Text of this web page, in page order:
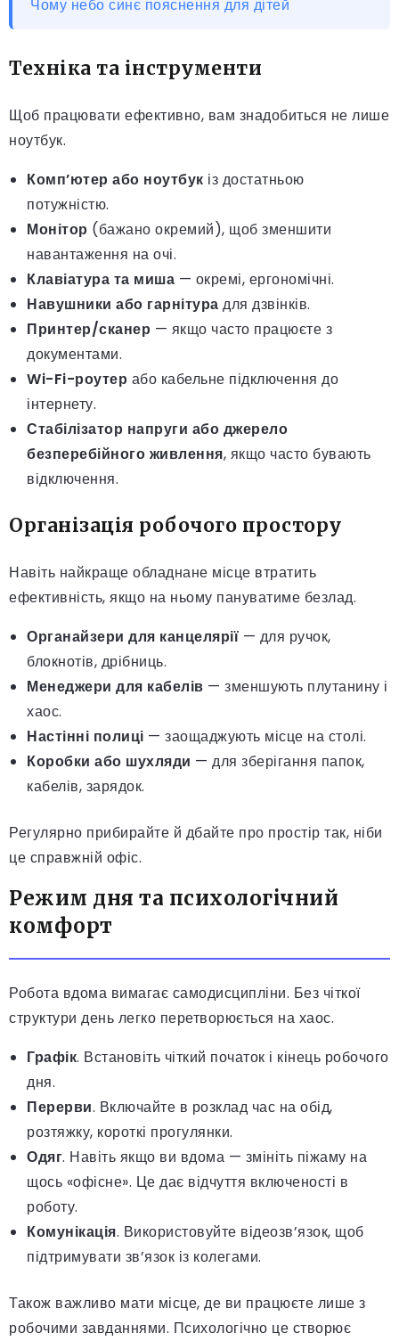
Чому небо синє пояснення для дітей
Техніка та інструменти
Щоб працювати ефективно, вам знадобиться не лише
ноутбук.
Комп’ютер або ноутбук із достатньою
потужністю.
Монітор (бажано окремий), щоб зменшити
навантаження на очі.
Клавіатура та миша — окремі, ергономічні.
Навушники або гарнітура для дзвінків.
Принтер/сканер — якщо часто працюєте з
документами.
Wi-Fi-роутер або кабельне підключення до
інтернету.
Стабілізатор напруги або джерело
безперебійного живлення, якщо часто бувають
відключення.
Організація робочого простору
Навіть найкраще обладнане місце втратить
ефективність, якщо на ньому пануватиме безлад.
Органайзери для канцелярії — для ручок,
блокнотів, дрібниць.
Менеджери для кабелів — зменшують плутанину і
хаос.
Настінні полиці — заощаджують місце на столі.
Коробки або шухляди — для зберігання папок,
кабелів, зарядок.
Регулярно прибирайте й дбайте про простір так, ніби
це справжній офіс.
Режим дня та психологічний
комфорт
Робота вдома вимагає самодисципліни. Без чіткої
структури день легко перетворюється на хаос.
Графік. Встановіть чіткий початок і кінець робочого
дня.
Перерви. Включайте в розклад час на обід,
розтяжку, короткі прогулянки.
Одяг. Навіть якщо ви вдома — змініть піжаму на
щось «офісне». Це дає відчуття включеності в
роботу.
Комунікація. Використовуйте відеозв’язок, щоб
підтримувати зв’язок із колегами.
Також важливо мати місце, де ви працюєте лише з
робочими завданнями. Психологічно це створює